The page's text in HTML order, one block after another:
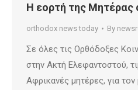
Η εορτή της Μητέρας
orthodox news today By
Σε όλες τις Ορθόδοξες
στην Ακτή Ελεφαντοστού,
Αφρικανές μητέρες, για τον